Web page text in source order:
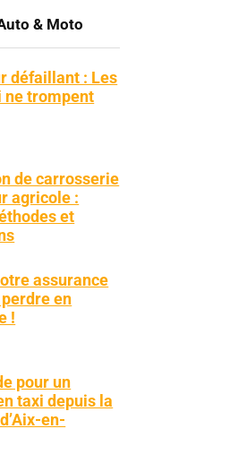
& Moto
défaillant : Les
ne trompent
de carrosserie
agricole :
et
assurance
en
!
pour un
taxi depuis la
en-